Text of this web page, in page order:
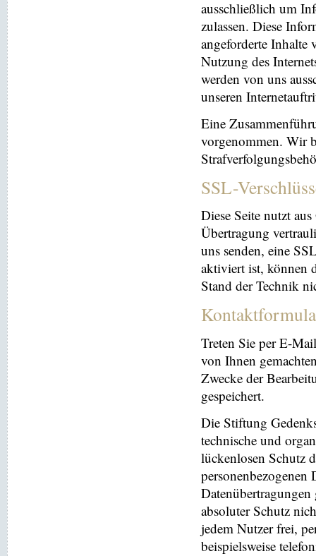
ausschließlich um
zulassen. Diese
angeforderte Inhalte
Nutzung des
werden von uns
unseren
Eine
vorgenommen. Wir
SSL-
Diese Seite nutzt
Übertragung
uns senden, eine
aktiviert ist, können
Stand der Technik
Treten Sie per E-
von Ihnen
Zwecke der
gespeichert.
Die Stiftung
technische und
lückenlosen Schutz
personenbezogenen
absoluter Schutz
jedem Nutzer frei,
beispielsweise